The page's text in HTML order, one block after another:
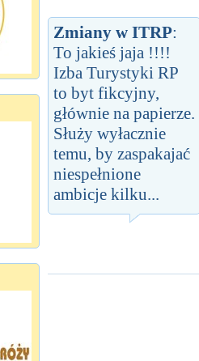
Zmiany w ITRP:
To jakieś jaja !!!!
Izba Turystyki RP
to byt fikcyjny,
głównie na papierze.
Służy wyłacznie
temu, by zaspakajać
niespełnione
ambicje kilku...